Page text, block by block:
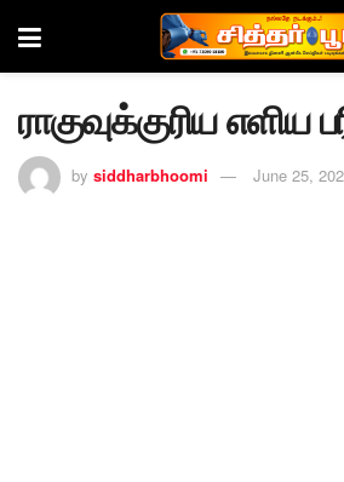
ராகுவுக்குரிய எளிய
by siddharbhoomi June 25,